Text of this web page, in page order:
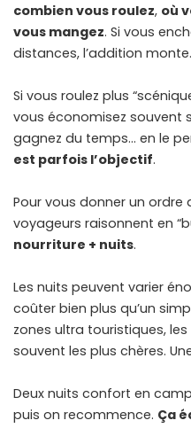
combien vous roulez, où
vous mangez. Si vous
distances, l’addition monte.
Si vous roulez plus
vous économisez souvent
gagnez du temps… en le
est parfois l’objectif.
Pour vous donner un ordre
voyageurs raisonnent en
nourriture + nuits.
Les nuits peuvent varier
coûter bien plus qu’un
zones ultra touristiques,
souvent les plus chères.
Deux nuits confort en
puis on recommence. Ça